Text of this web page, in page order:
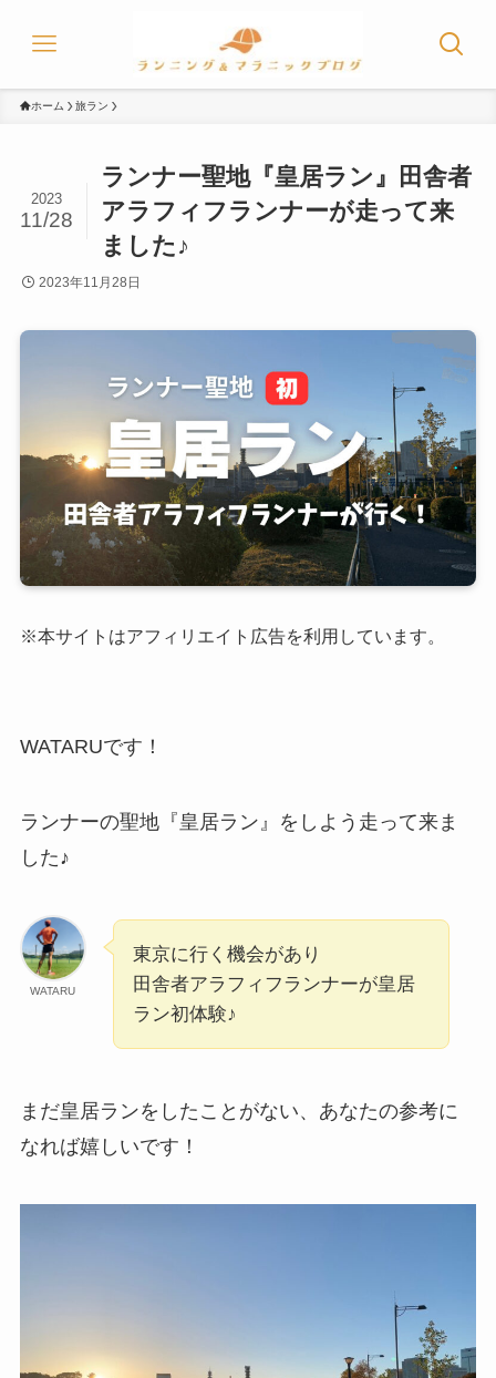
ホーム 旅ラン
ランナー聖地『皇居ラン』田舎者
アラフィフランナーが走って来
ました♪
2023
11/28
2023年11月28日
※本サイトはアフィリエイト広告を利用しています。
WATARUです！
ランナーの聖地『皇居ラン』をしよう走って来ま
した♪
WATARU
東京に行く機会があり
田舎者アラフィフランナーが皇居
ラン初体験♪
まだ皇居ランをしたことがない、あなたの参考に
なれば嬉しいです！